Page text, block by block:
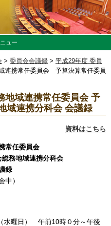
ュー
> 委員会会議録 > 平成29年度 委員
連携常任委員会 予算決算常任委員
地域連携常任委員会予
域連携分科会 会議録
資料はこちら
常任委員会
務地域連携分科会
録
中）
曜日） 午前10時０分～午後